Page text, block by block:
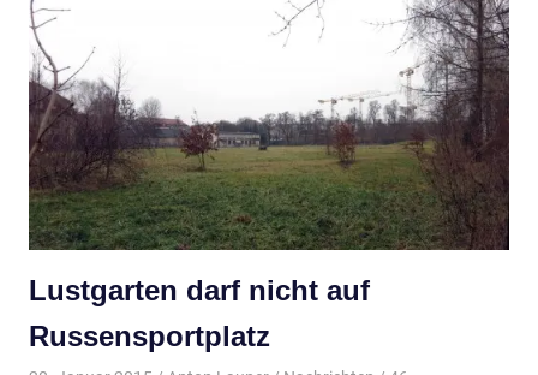
Lustgarten darf nicht auf
Russensportplatz